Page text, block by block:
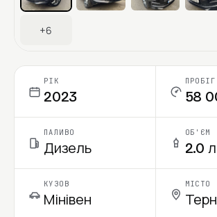
+6
РІК
2023
ПРОБІГ
58
ПАЛИВО
Дизель
ОБ'ЄМ
2.0 л
КУЗОВ
Мінівен
МІСТО